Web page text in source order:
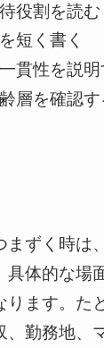
役割を読む
短く書く
貫性を説明
層を確認す
まずく時は
具体的な場
ります。た
勤務地、